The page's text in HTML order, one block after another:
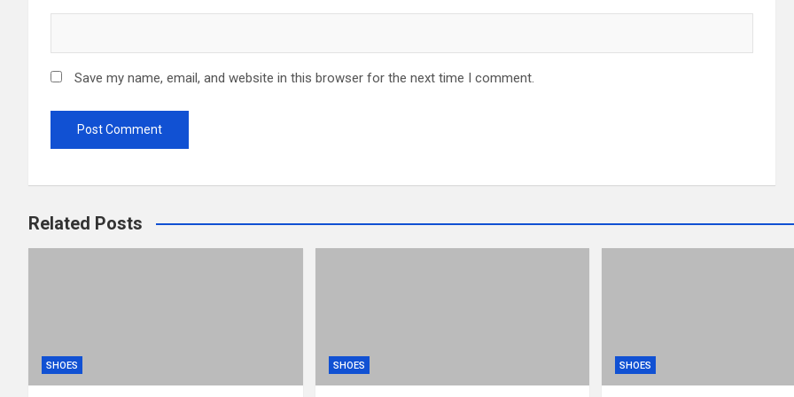
Save my name, email, and website in this browser for the next time I comment.
Related Posts
SHOES SHOES SHOES